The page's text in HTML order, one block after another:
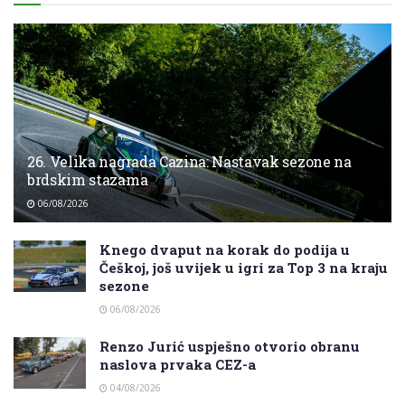
26. Velika nagrada Cazina: Nastavak sezone na
brdskim stazama
06/08/2026
Knego dvaput na korak do podija u
Češkoj, još uvijek u igri za Top 3 na kraju
sezone
06/08/2026
Renzo Jurić uspješno otvorio obranu
naslova prvaka CEZ-a
04/08/2026